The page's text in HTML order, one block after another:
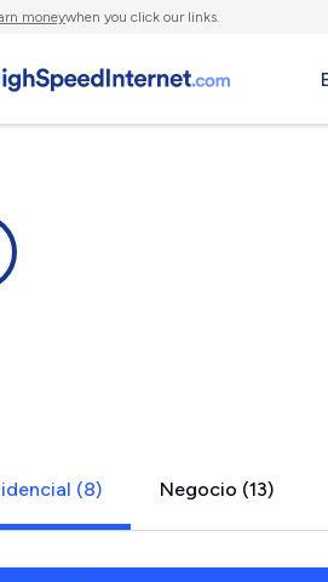
moneywhen you click our links.
(8) Negocio (13)